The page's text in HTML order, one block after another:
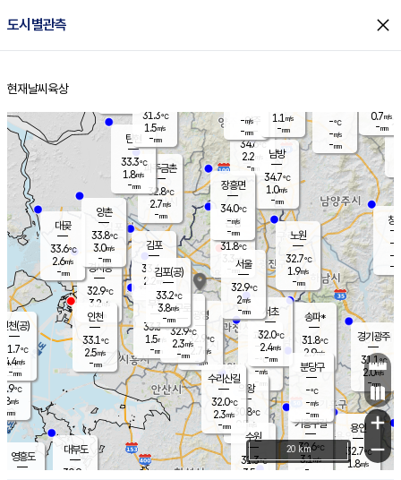
도시별관측 close
홈
현재날씨 육상
의도
℃
m/s
mm
영흥도
양주
34.6℃
2.2
-mm
과천
- ℃
-m/s
- mm
용인
32.7℃
1.8m/s
경기광주
31.1℃
2.0m/s
-mm
대부도
30.9
경서동
32.9℃
3.2 m/s
-mm
파주금촌
32.8℃
2.7m/s
-mm
-℃
-m/s
-mm
대곶
33.6℃
2.6m/s
-mm
창
-
-m/
-
탄현
33.3℃
1.8m/s
-mm
0.7m/s
-mm
의왕
30.8℃
0.5m/s
mm
김포
33.4℃
2.2 m/s
mm
광명
32.9 ℃
2.7 m/s
-mm
부천
33.3℃
1.5m/s
-mm
양촌
33.8℃
3.0m/s
-mm
구로
32.9℃
2.3m/s
-mm
은평
31.8℃
3.3 m/s
- mm
노원
32.7℃
1.9m/s
-mm
송파*
31.8℃
2.9m/s
-mm
서초
32.0℃
2.4m/s
-mm
남방
34.7℃
1.0m/s
-mm
기흥구갈
32.6℃
3.1m/s
-
수리산길
32.0℃
2.3m/s
-mm
분당구
-℃
-m/s
-mm
장흥면
34.0℃
-m/s
-mm
-m/s
-mm
인천(공)
31.7℃
4.4m/s
-mm
김포(공)
33.2℃
3.8m/s
-mm
수원
31.3℃
3.5 m/s
인천
33.1℃
2.5m/s
-mm
서울
32.9℃
2m/s
-mm
31.3℃
1.5m/s
-mm
1.1 m/s
-mm
+
−
20 km